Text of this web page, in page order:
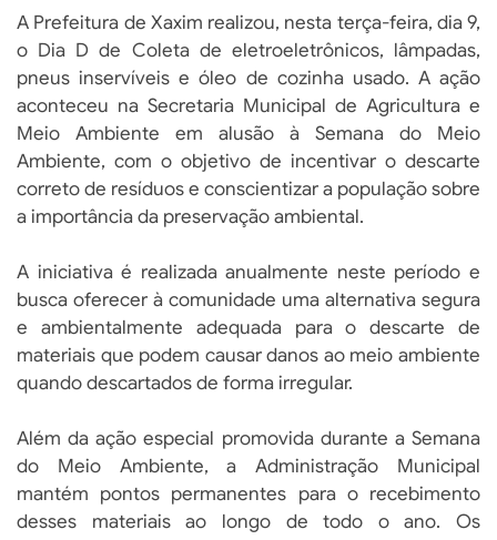
A Prefeitura de Xaxim realizou, nesta terça-feira, dia 9,
o Dia D de Coleta de eletroeletrônicos, lâmpadas,
pneus inservíveis e óleo de cozinha usado. A ação
aconteceu na Secretaria Municipal de Agricultura e
Meio Ambiente em alusão à Semana do Meio
Ambiente, com o objetivo de incentivar o descarte
correto de resíduos e conscientizar a população sobre
a importância da preservação ambiental.
A iniciativa é realizada anualmente neste período e
busca oferecer à comunidade uma alternativa segura
e ambientalmente adequada para o descarte de
materiais que podem causar danos ao meio ambiente
quando descartados de forma irregular.
Além da ação especial promovida durante a Semana
do Meio Ambiente, a Administração Municipal
mantém pontos permanentes para o recebimento
desses materiais ao longo de todo o ano. Os